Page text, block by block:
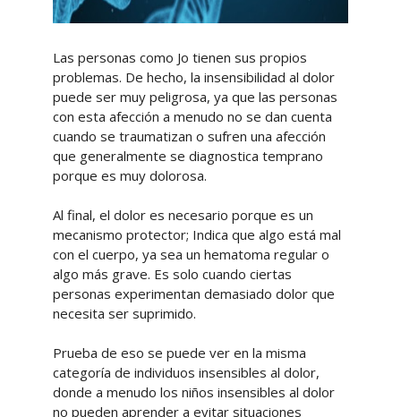
Las personas como Jo tienen sus propios
problemas. De hecho, la insensibilidad al dolor
puede ser muy peligrosa, ya que las personas
con esta afección a menudo no se dan cuenta
cuando se traumatizan o sufren una afección
que generalmente se diagnostica temprano
porque es muy dolorosa.
Al final, el dolor es necesario porque es un
mecanismo protector; Indica que algo está mal
con el cuerpo, ya sea un hematoma regular o
algo más grave. Es solo cuando ciertas
personas experimentan demasiado dolor que
necesita ser suprimido.
Prueba de eso se puede ver en la misma
categoría de individuos insensibles al dolor,
donde a menudo los niños insensibles al dolor
no pueden aprender a evitar situaciones